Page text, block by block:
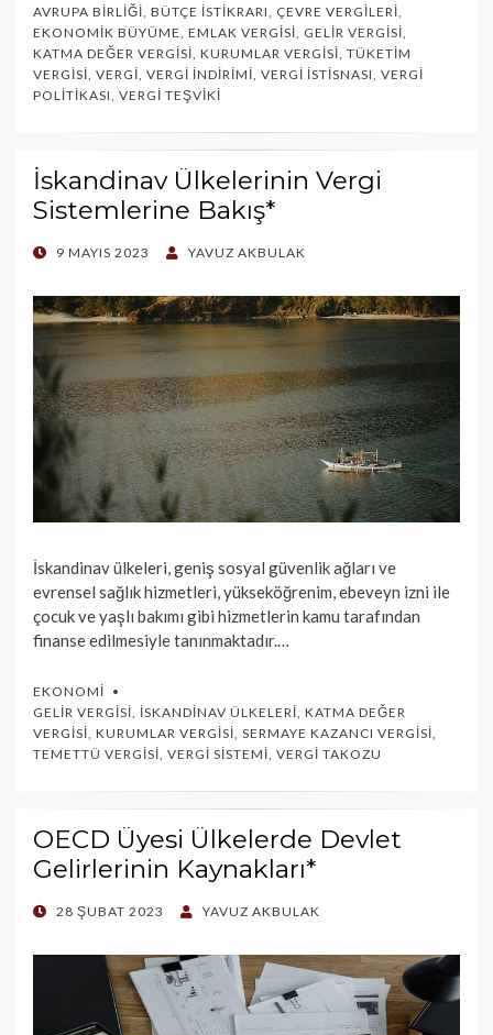
AVRUPA BIRLIĞI BÜTÇE İSTIKRARI ÇEVRE VERGILERI
EKONOMIK BÜYÜME EMLAK VERGISI GELIR VERGISI
KATMA DEĞER VERGISI KURUMLAR VERGISI TÜKETIM
VERGISI VERGI VERGI İNDIRIMI VERGI İSTISNASI VERGI
POLITIKASI VERGI TEŞVIKI
İskandinav Ülkelerinin Vergi
Sistemlerine Bakış*
POSTED
9 MAYIS 2023 YAVUZ AKBULAK
İskandinav ülkeleri, geniş sosyal güvenlik ağları ve
evrensel sağlık hizmetleri, yükseköğrenim, ebeveyn izni ile
çocuk ve yaşlı bakımı gibi hizmetlerin kamu tarafından
finanse edilmesiyle tanınmaktadır.…
EKONOMI
GELIR VERGISI İSKANDINAV ÜLKELERI KATMA DEĞER
VERGISI KURUMLAR VERGISI SERMAYE KAZANCI VERGISI
TEMETTÜ VERGISI VERGI SISTEMI VERGI TAKOZU
OECD Üyesi Ülkelerde Devlet
Gelirlerinin Kaynakları*
POSTED
28 ŞUBAT 2023 YAVUZ AKBULAK